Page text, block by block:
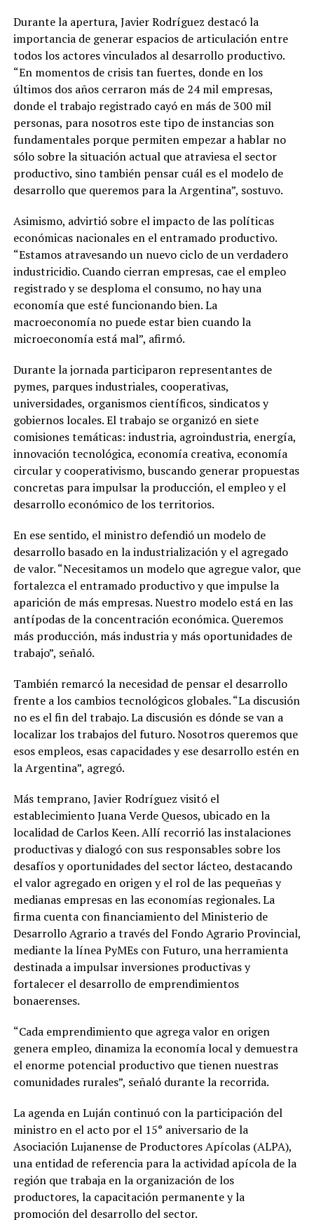
Durante la apertura, Javier Rodríguez destacó la
importancia de generar espacios de articulación entre
todos los actores vinculados al desarrollo productivo.
“En momentos de crisis tan fuertes, donde en los
últimos dos años cerraron más de 24 mil empresas,
donde el trabajo registrado cayó en más de 300 mil
personas, para nosotros este tipo de instancias son
fundamentales porque permiten empezar a hablar no
sólo sobre la situación actual que atraviesa el sector
productivo, sino también pensar cuál es el modelo de
desarrollo que queremos para la Argentina”, sostuvo.
Asimismo, advirtió sobre el impacto de las políticas
económicas nacionales en el entramado productivo.
“Estamos atravesando un nuevo ciclo de un verdadero
industricidio. Cuando cierran empresas, cae el empleo
registrado y se desploma el consumo, no hay una
economía que esté funcionando bien. La
macroeconomía no puede estar bien cuando la
microeconomía está mal”, afirmó.
Durante la jornada participaron representantes de
pymes, parques industriales, cooperativas,
universidades, organismos científicos, sindicatos y
gobiernos locales. El trabajo se organizó en siete
comisiones temáticas: industria, agroindustria, energía,
innovación tecnológica, economía creativa, economía
circular y cooperativismo, buscando generar propuestas
concretas para impulsar la producción, el empleo y el
desarrollo económico de los territorios.
En ese sentido, el ministro defendió un modelo de
desarrollo basado en la industrialización y el agregado
de valor. “Necesitamos un modelo que agregue valor, que
fortalezca el entramado productivo y que impulse la
aparición de más empresas. Nuestro modelo está en las
antípodas de la concentración económica. Queremos
más producción, más industria y más oportunidades de
trabajo”, señaló.
También remarcó la necesidad de pensar el desarrollo
frente a los cambios tecnológicos globales. “La discusión
no es el fin del trabajo. La discusión es dónde se van a
localizar los trabajos del futuro. Nosotros queremos que
esos empleos, esas capacidades y ese desarrollo estén en
la Argentina”, agregó.
Más temprano, Javier Rodríguez visitó el
establecimiento Juana Verde Quesos, ubicado en la
localidad de Carlos Keen. Allí recorrió las instalaciones
productivas y dialogó con sus responsables sobre los
desafíos y oportunidades del sector lácteo, destacando
el valor agregado en origen y el rol de las pequeñas y
medianas empresas en las economías regionales. La
firma cuenta con financiamiento del Ministerio de
Desarrollo Agrario a través del Fondo Agrario Provincial,
mediante la línea PyMEs con Futuro, una herramienta
destinada a impulsar inversiones productivas y
fortalecer el desarrollo de emprendimientos
bonaerenses.
“Cada emprendimiento que agrega valor en origen
genera empleo, dinamiza la economía local y demuestra
el enorme potencial productivo que tienen nuestras
comunidades rurales”, señaló durante la recorrida.
La agenda en Luján continuó con la participación del
ministro en el acto por el 15° aniversario de la
Asociación Lujanense de Productores Apícolas (ALPA),
una entidad de referencia para la actividad apícola de la
región que trabaja en la organización de los
productores, la capacitación permanente y la
promoción del desarrollo del sector.